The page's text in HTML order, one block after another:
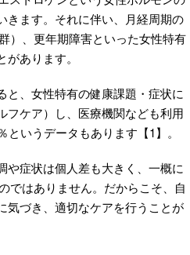
きます。それに伴い、月経周期の
）、更年期障害といった女性特有
あります。
、女性特有の健康課題・症状に
フケア）し、医療機関なども利用
というデータもあります【1】。
症状は個人差も大きく、一概に
ではありません。だからこそ、自
気づき、適切なケアを行うことが